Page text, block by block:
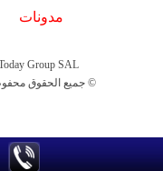
مدونات
Group SAL
جميع الحقوق محفوظة لمجموعة العرب اليوم الاعلامية 2023 ©